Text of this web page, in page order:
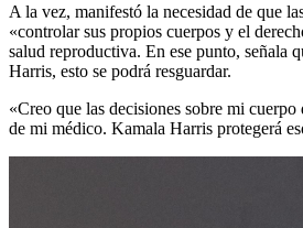
A la vez, manifestó la necesidad de que
«controlar sus propios cuerpos y el
salud reproductiva. En ese punto, señala
Harris, esto se podrá resguardar.
«Creo que las decisiones sobre mi
de mi médico. Kamala Harris protegerá